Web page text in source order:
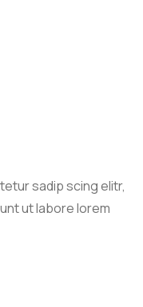
sadip scing elitr,
ut labore lorem